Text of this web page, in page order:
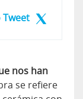
Tweet
nos han
se refiere